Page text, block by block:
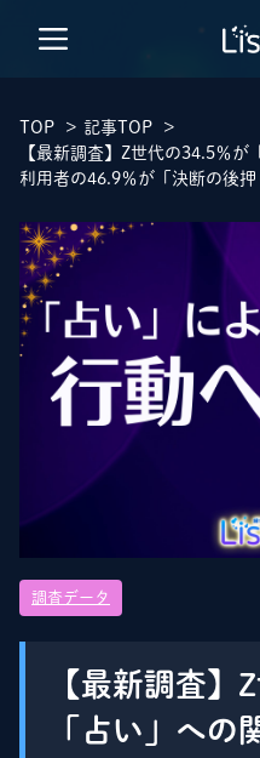
TOP > 記事TOP
>
【最新調査】Z世代の34.5％
利用者の46.9％が「決断の後
調査データ
【最新調査】
「占い」への